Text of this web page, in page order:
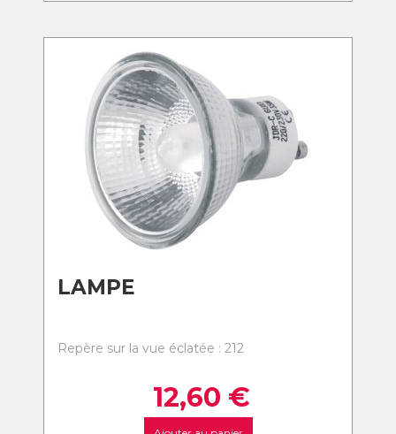
LAMPE
Repère sur la vue éclatée : 212
12,60 €